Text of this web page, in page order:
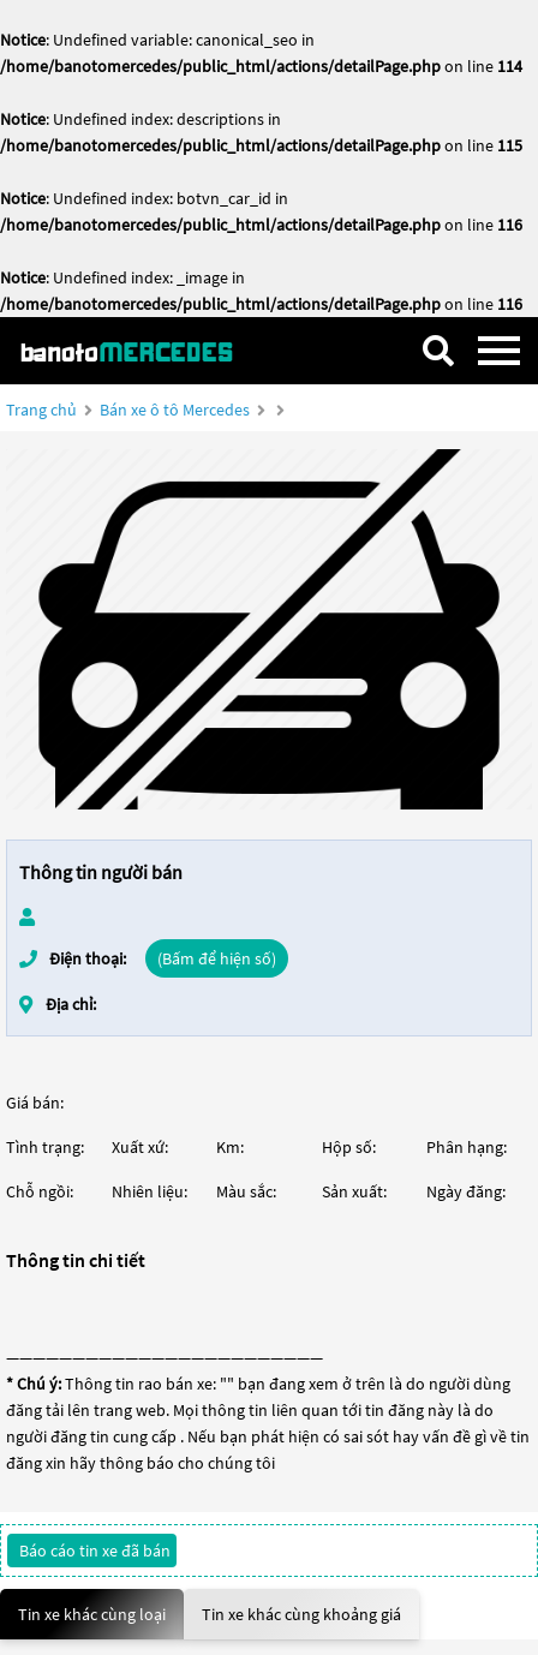
Notice: Undefined variable: canonical_seo in
/home/banotomercedes/public_html/actions/detailPage.phpon line 114
Notice: Undefined index: descriptions in
/home/banotomercedes/public_html/actions/detailPage.phpon line 115
Notice: Undefined index: botvn_car_id in
/home/banotomercedes/public_html/actions/detailPage.phpon line 116
Notice: Undefined index: _image in
/home/banotomercedes/public_html/actions/detailPage.phpon line 116
Trang chủ Bán xe ô tô Mercedes
Thông tin người bán
Điện thoại: (Bấm để hiện số)
Địa chỉ:
Giá bán:
Tình trạng: Xuất xứ: Km: Hộp số: Phân hạng:
Chỗ ngồi: Nhiên liệu: Màu sắc: Sản xuất: Ngày đăng:
Thông tin chi tiết
————————————————————————
* Chú ý:Thông tin rao bán xe: "" bạn đang xem ở trên là do người dùng
đăng tải lên trang web. Mọi thông tin liên quan tới tin đăng này là do
người đăng tin cung cấp . Nếu bạn phát hiện có sai sót hay vấn đề gì về tin
đăng xin hãy thông báo cho chúng tôi
Báo cáo tin xe đã bán
Tin xe khác cùng loại Tin xe khác cùng khoảng giá